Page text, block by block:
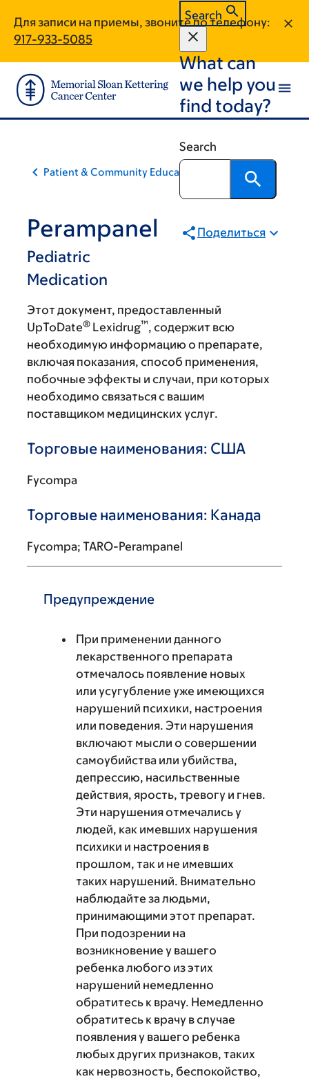
main
content
footer
Для записи на приемы, звоните по телефону:
917-933-5085
Search
What can
we help you
find today?
Search
Patient & Community Education
Perampanel
Pediatric
Medication
Поделиться
Этот документ, предоставленный
UpToDate® Lexidrug™, содержит всю
необходимую информацию о препарате,
включая показания, способ применения,
побочные эффекты и случаи, при которых
необходимо связаться с вашим
поставщиком медицинских услуг.
Торговые наименования: США
Fycompa
Торговые наименования: Канада
Fycompa; TARO-Perampanel
Предупреждение
При применении данного
лекарственного препарата
отмечалось появление новых
или усугубление уже имеющихся
нарушений психики, настроения
или поведения. Эти нарушения
включают мысли о совершении
самоубийства или убийства,
депрессию, насильственные
действия, ярость, тревогу и гнев.
Эти нарушения отмечались у
людей, как имевших нарушения
психики и настроения в
прошлом, так и не имевших
таких нарушений. Внимательно
наблюдайте за людьми,
принимающими этот препарат.
При подозрении на
возникновение у вашего
ребенка любого из этих
нарушений немедленно
обратитесь к врачу. Немедленно
обратитесь к врачу в случае
появления у вашего ребенка
любых других признаков, таких
как нервозность, беспокойство,